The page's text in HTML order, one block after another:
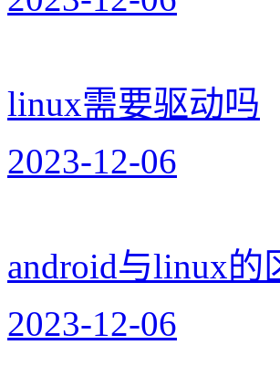
linux需要驱动吗
2023-12-06
android与linux的
2023-12-06